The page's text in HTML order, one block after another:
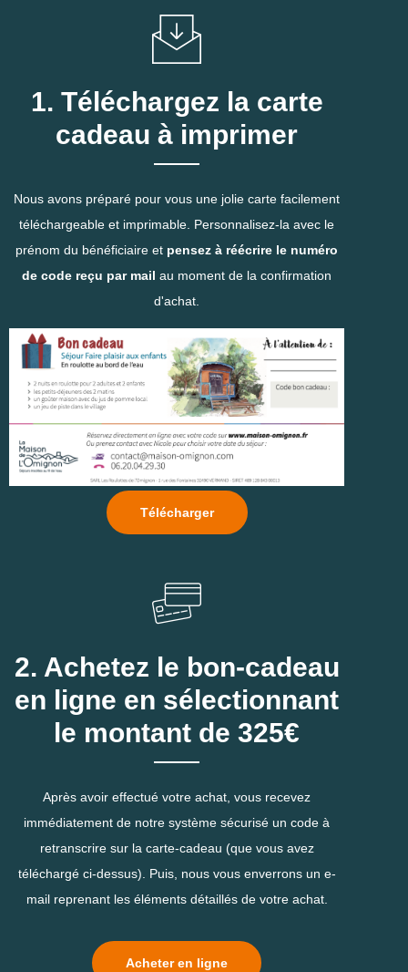
1. Téléchargez la carte
cadeau à imprimer
Nous avons préparé pour vous une jolie carte facilement
téléchargeable et imprimable. Personnalisez-la avec le
prénom du bénéficiaire et pensez à réécrire le numéro
de code reçu par mail au moment de la confirmation
d'achat.
Télécharger
2. Achetez le bon-cadeau
en ligne en sélectionnant
le montant de 325€
Après avoir effectué votre achat, vous recevez
immédiatement de notre système sécurisé un code à
retranscrire sur la carte-cadeau (que vous avez
téléchargé ci-dessus). Puis, nous vous enverrons un e-
mail reprenant les éléments détaillés de votre achat.
Acheter en ligne